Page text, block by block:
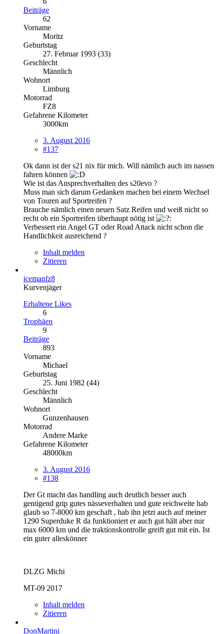
Beiträge
62
Vorname
Moritz
Geburtstag
27. Februar 1993 (33)
Geschlecht
Männlich
Wohnort
Limburg
Motorrad
FZ8
Gefahrene Kilometer
3000km
3. August 2016
#137
Ok dann ist der s21 nix für mich. Will nämlich auch im nassen
fahren können
Wie ist das Ansprechverhalten des s20evo ?
Muss man sich darum Gedanken machen bei einem Wechsel
von Touren auf Sportreifen ?
Brauche nämlich einen neuen Satz Reifen und weiß nicht so
recht ob ein Sportreifen überhaupt nötig ist
Verbessert ein Angel GT oder Road Attack nicht schon die
Handlichkeit ausreichend ?
Inhalt melden
Zitieren
icemanfz8
Kurvenjäger
Erhaltene Likes
6
Trophäen
9
Beiträge
893
Vorname
Michael
Geburtstag
25. Juni 1982 (44)
Geschlecht
Männlich
Wohnort
Gunzenhausen
Motorrad
Andere Marke
Gefahrene Kilometer
48000km
3. August 2016
#138
Der Gt macht das handling auch deutlich besser auch
genügend grip gutes nässeverhalten und gute reichweite hab
glaub so 7-8000 km geschaft , hab ihn jetzt auch auf meiner
1290 Superduke R da funktioniert er auch gut hält aber nur
max 6000 km und die traktionskontrolle greift gut mit ein. Ist
ein guter alleskönner
DLZG Michi
MT-09 2017
Inhalt melden
Zitieren
DonMartini